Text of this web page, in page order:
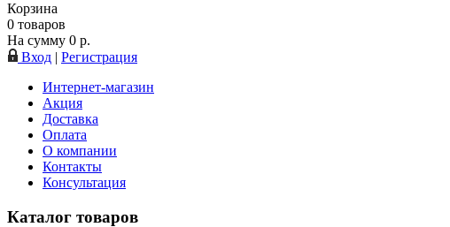
Корзина
0 товаров
На сумму 0 р.
Вход | Регистрация
Интернет-магазин
Акция
Доставка
Оплата
О компании
Контакты
Консультация
Каталог товаров